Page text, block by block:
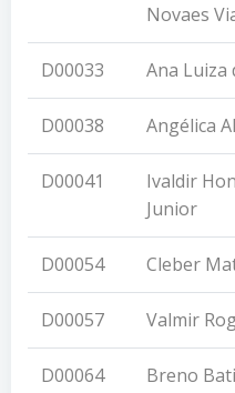
Novaes
D00033 Ana Luiza
D00038 Angélica
D00041
Ivaldir
Junior
D00054 Cleber
D00057 Valmir
D00064 Breno